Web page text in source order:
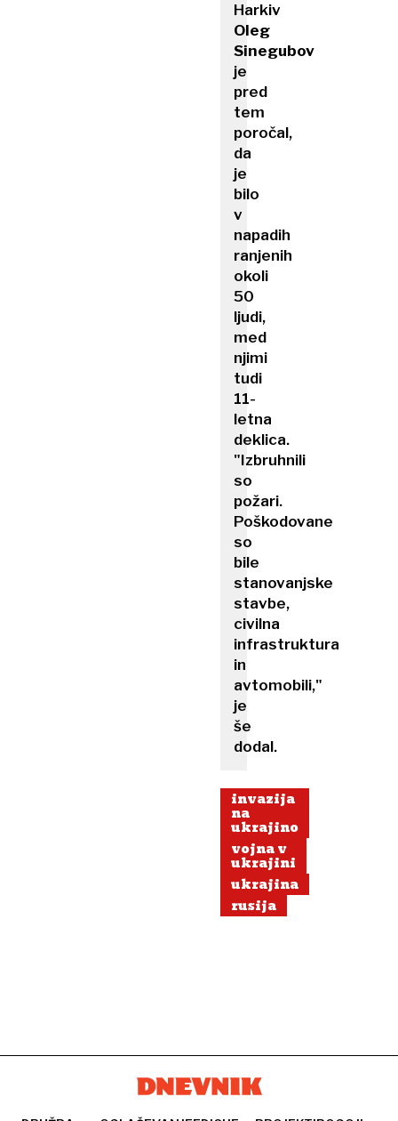
Harkiv
Oleg
Sinegubov
je
pred
tem
poročal,
da
je
bilo
v
napadih
ranjenih
okoli
50
ljudi,
med
njimi
tudi
11-
letna
deklica.
"Izbruhnili
so
požari.
Poškodovane
so
bile
stanovanjske
stavbe,
civilna
infrastruktura
in
avtomobili,"
je
še
dodal.
invazija
na
ukrajino
vojna v
ukrajini
ukrajina
rusija